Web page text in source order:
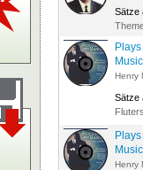
Sätze
Henry
Sätze
Henry